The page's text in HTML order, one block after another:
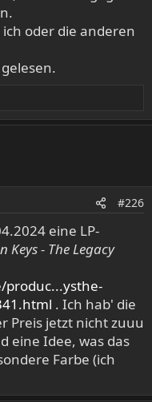
oder die anderen
#226
eine LP-
Keys - The Legacy
. Ich hab' die
Preis jetzt nicht zuuu
eine Idee, was das
Farbe (ich